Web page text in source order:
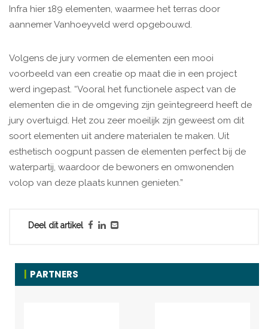
Infra hier 189 elementen, waarmee het terras door
aannemer Vanhoeyveld werd opgebouwd.
Volgens de jury vormen de elementen een mooi
voorbeeld van een creatie op maat die in een project
werd ingepast. “Vooral het functionele aspect van de
elementen die in de omgeving zijn geïntegreerd heeft de
jury overtuigd. Het zou zeer moeilijk zijn geweest om dit
soort elementen uit andere materialen te maken. Uit
esthetisch oogpunt passen de elementen perfect bij de
waterpartij, waardoor de bewoners en omwonenden
volop van deze plaats kunnen genieten.”
Deel dit artikel
PARTNERS